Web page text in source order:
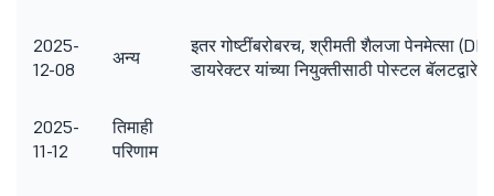
2025-
12-08
अन्य
इतर गोष्टींबरोबरच, श्रीमती शैलजा पेनमेत्सा
डायरेक्टर यांच्या नियुक्तीसाठी पोस्टल बॅलटद्वारे
2025-
11-12
तिमाही
परिणाम